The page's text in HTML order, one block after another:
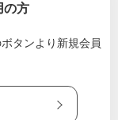
の方
タンより新規会員